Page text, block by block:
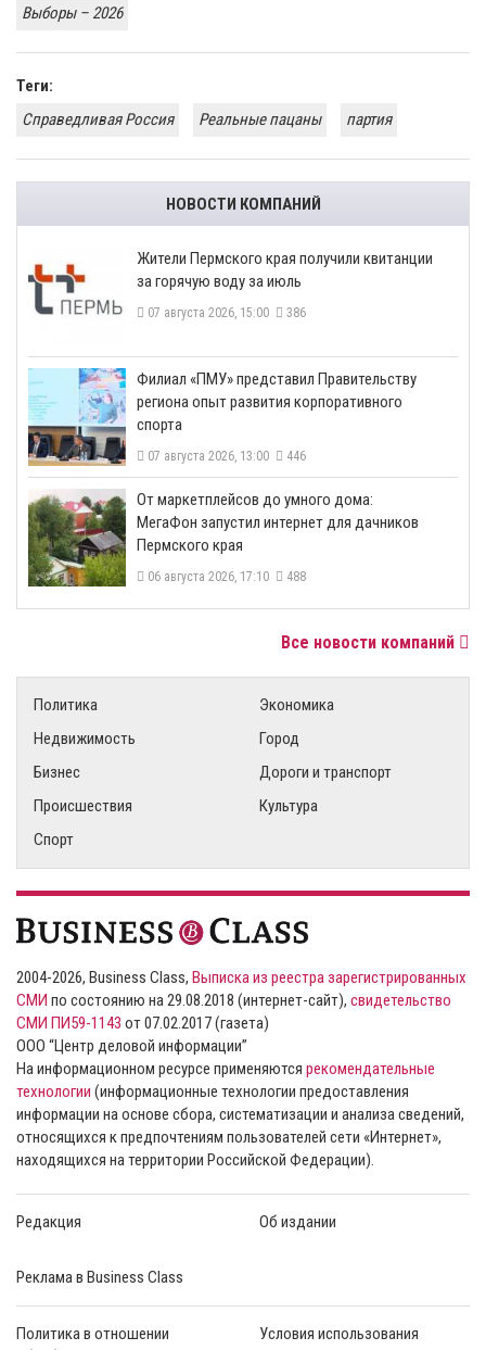
​Выборы – 2026
Теги:
Справедливая Россия
Реальные пацаны партия
НОВОСТИ КОМПАНИЙ
​Жители Пермского края получили квитанции
за горячую воду за июль
07 августа 2026, 15:00 386
​Филиал «ПМУ» представил Правительству
региона опыт развития корпоративного
спорта
07 августа 2026, 13:00 446
От маркетплейсов до умного дома:
МегаФон запустил интернет для дачников
Пермского края
06 августа 2026, 17:10 488
Все новости компаний
Политика
Экономика
Недвижимость
Город
Бизнес
Дороги и транспорт
Происшествия
Культура
Спорт
2004-2026, Business Class, Выписка из реестра зарегистрированных
СМИ по состоянию на 29.08.2018 (интернет-сайт), свидетельство
СМИ ПИ59-1143 от 07.02.2017 (газета)
ООО “Центр деловой информации”
На информационном ресурсе применяются рекомендательные
технологии (информационные технологии предоставления
информации на основе сбора, систематизации и анализа сведений,
относящихся к предпочтениям пользователей сети «Интернет»,
находящихся на территории Российской Федерации).
Редакция Об издании
Реклама в Business Class
Политика в отношении
Условия использования